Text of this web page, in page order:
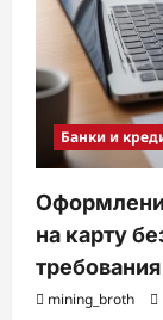
Банки и
на карту
mining_broth